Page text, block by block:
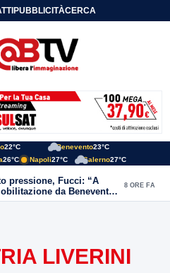
PUBBLICITÀCERCA
22°C Benevento23°C
26°C Napoli27°C Salerno27°C
pressione, Fucci: “A
da Benevento
8 ORE FA
LIVERINI